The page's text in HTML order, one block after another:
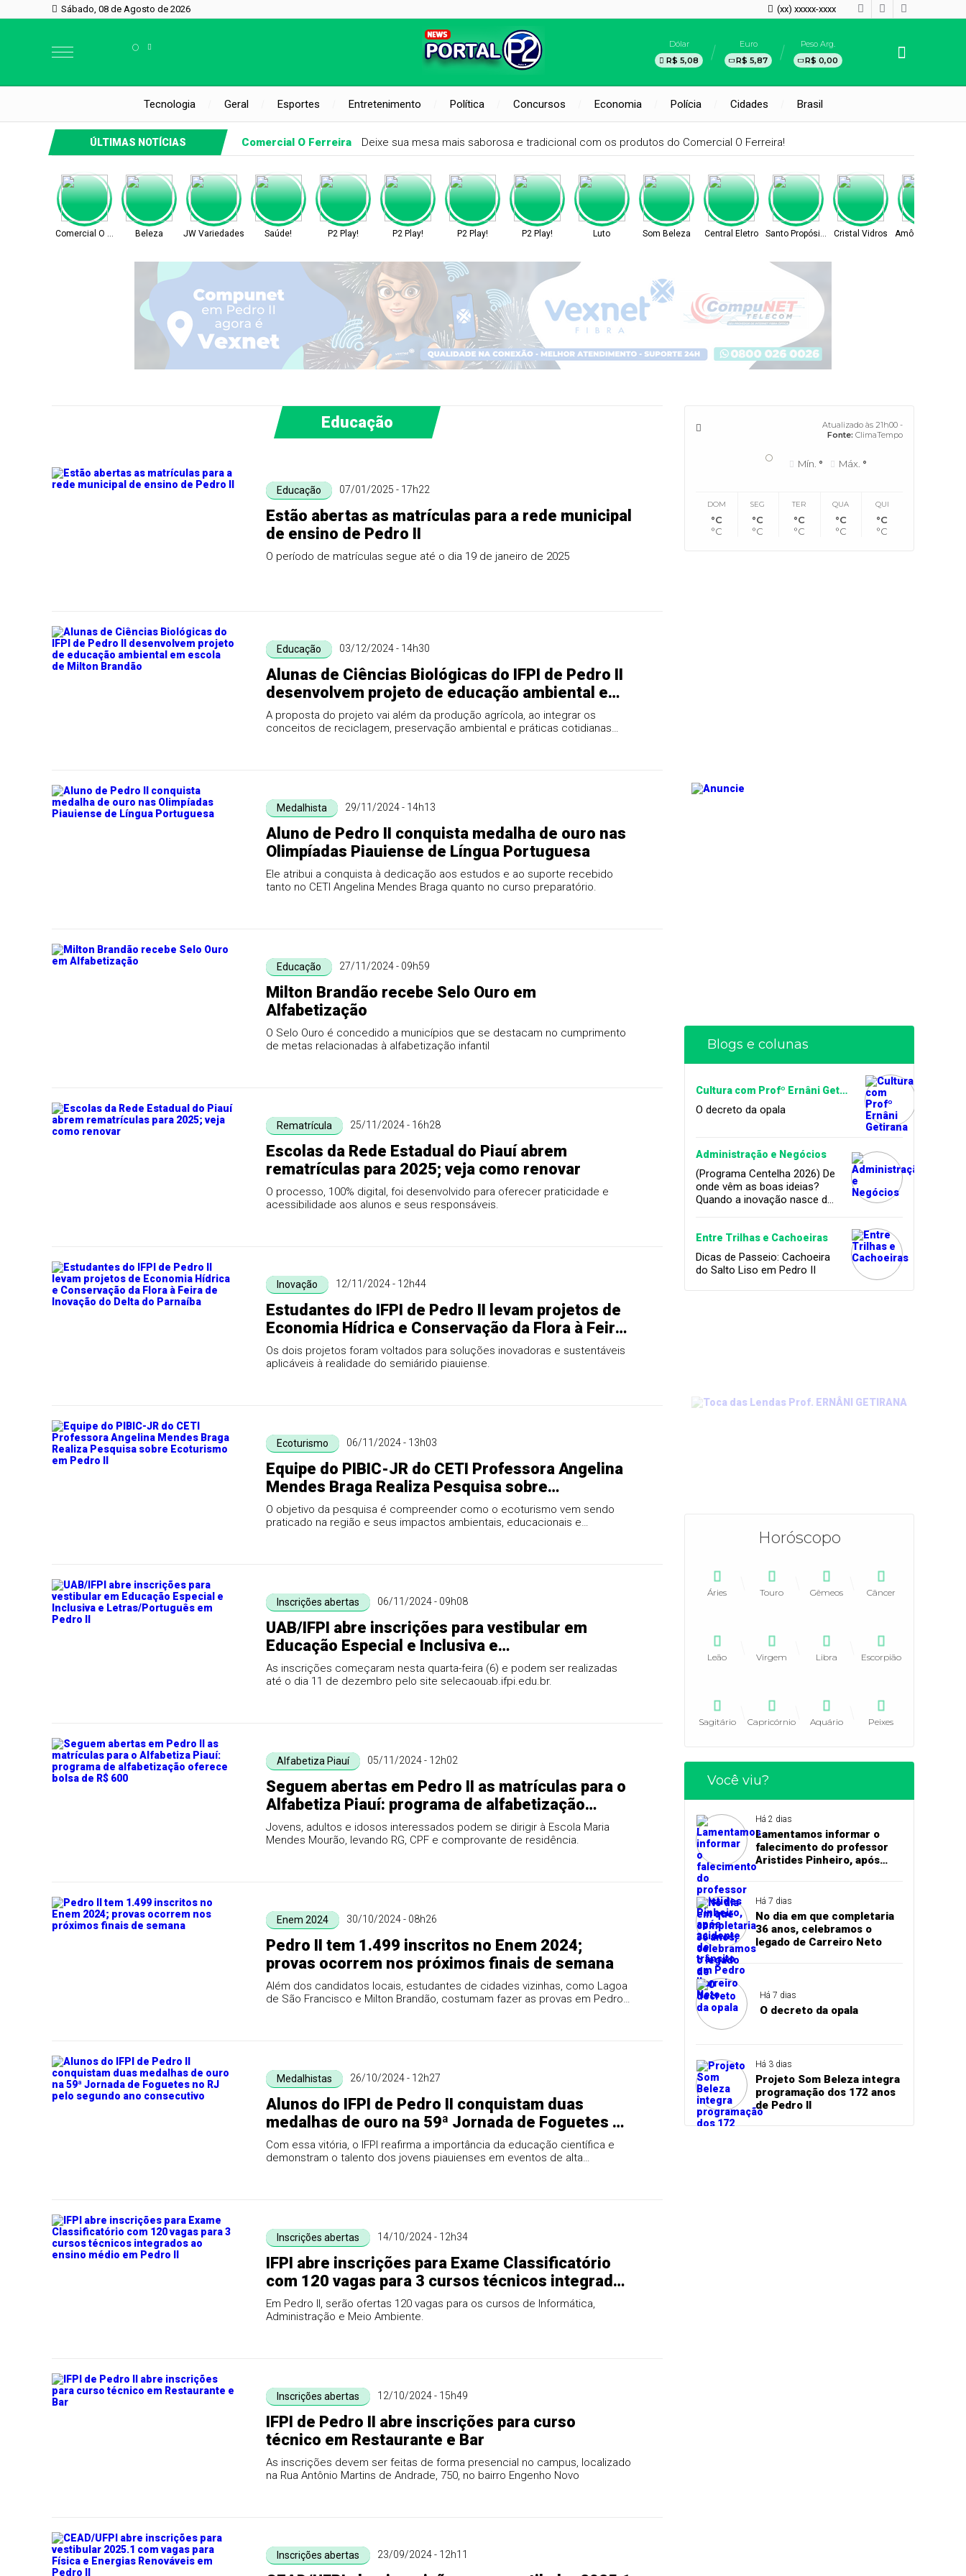
Sábado, 08 de Agosto de 2026 (xx) xxxxx-xxxx
°
Dólar
R$ 5,08
Euro
R$ 5,87
Peso Arg.
R$ 0,00
Tecnologia Geral Esportes Entretenimento Política Concursos Economia Polícia Cidades Brasil
ÚLTIMAS NOTÍCIAS Comercial O Ferreira Deixe sua mesa mais saborosa e tradicional com os produtos do Comercial O Ferreira!
Comercial O FerreiraBeleza JW Variedades Saúde! P2 Play! P2 Play! P2 Play! P2 Play! Luto Som Beleza Central Eletro Santo Propósito Cristal Vidros Amô Cosméticos
Educação
Educação 07/01/2025 - 17h22
Estão abertas as matrículas para a rede municipal
de ensino de Pedro II
O período de matrículas segue até o dia 19 de janeiro de 2025
Educação 03/12/2024 - 14h30
Alunas de Ciências Biológicas do IFPI de Pedro II
desenvolvem projeto de educação ambiental em
escola de Milton Brandão
A proposta do projeto vai além da produção agrícola, ao integrar os
conceitos de reciclagem, preservação ambiental e práticas cotidianas
Medalhista 29/11/2024 - 14h13
Aluno de Pedro II conquista medalha de ouro nas
Olimpíadas Piauiense de Língua Portuguesa
Ele atribui a conquista à dedicação aos estudos e ao suporte recebido
tanto no CETI Angelina Mendes Braga quanto no curso preparatório.
Educação 27/11/2024 - 09h59
Milton Brandão recebe Selo Ouro em
Alfabetização
O Selo Ouro é concedido a municípios que se destacam no cumprimento
de metas relacionadas à alfabetização infantil
Rematrícula 25/11/2024 - 16h28
Escolas da Rede Estadual do Piauí abrem
rematrículas para 2025; veja como renovar
O processo, 100% digital, foi desenvolvido para oferecer praticidade e
acessibilidade aos alunos e seus responsáveis.
Inovação 12/11/2024 - 12h44
Estudantes do IFPI de Pedro II levam projetos de
Economia Hídrica e Conservação da Flora à Feira
de Inovação do Delta do Parnaíba
Os dois projetos foram voltados para soluções inovadoras e sustentáveis
aplicáveis à realidade do semiárido piauiense.
Ecoturismo 06/11/2024 - 13h03
Equipe do PIBIC-JR do CETI Professora Angelina
Mendes Braga Realiza Pesquisa sobre
Ecoturismo em Pedro II
O objetivo da pesquisa é compreender como o ecoturismo vem sendo
praticado na região e seus impactos ambientais, educacionais e
Inscrições abertas 06/11/2024 - 09h08
UAB/IFPI abre inscrições para vestibular em
Educação Especial e Inclusiva e
Letras/Português em Pedro II
As inscrições começaram nesta quarta-feira (6) e podem ser realizadas
até o dia 11 de dezembro pelo site selecaouab.ifpi.edu.br.
Alfabetiza Piauí 05/11/2024 - 12h02
Seguem abertas em Pedro II as matrículas para o
Alfabetiza Piauí: programa de alfabetização
oferece bolsa de R$ 600
Jovens, adultos e idosos interessados podem se dirigir à Escola Maria
Mendes Mourão, levando RG, CPF e comprovante de residência.
Enem 2024 30/10/2024 - 08h26
Pedro II tem 1.499 inscritos no Enem 2024;
provas ocorrem nos próximos finais de semana
Além dos candidatos locais, estudantes de cidades vizinhas, como Lagoa
de São Francisco e Milton Brandão, costumam fazer as provas em Pedro
Medalhistas 26/10/2024 - 12h27
Alunos do IFPI de Pedro II conquistam duas
medalhas de ouro na 59ª Jornada de Foguetes no
RJ pelo segundo ano consecutivo
Com essa vitória, o IFPI reafirma a importância da educação científica e
demonstram o talento dos jovens piauienses em eventos de alta
Inscrições abertas 14/10/2024 - 12h34
IFPI abre inscrições para Exame Classificatório
com 120 vagas para 3 cursos técnicos integrados
ao ensino médio em Pedro II
Em Pedro II, serão ofertas 120 vagas para os cursos de Informática,
Administração e Meio Ambiente.
Inscrições abertas 12/10/2024 - 15h49
IFPI de Pedro II abre inscrições para curso
técnico em Restaurante e Bar
As inscrições devem ser feitas de forma presencial no campus, localizado
na Rua Antônio Martins de Andrade, 750, no bairro Engenho Novo
Inscrições abertas 23/09/2024 - 12h11
Atualizado às 21h00 -
Fonte: ClimaTempo
° Mín. ° Máx. °
DOM
°C
°C
SEG
°C
°C
TER
°C
°C
QUA
°C
°C
QUI
°C
°C
Blogs e colunas
Cultura com Profº Ernâni Getirana
O decreto da opala
Administração e Negócios
(Programa Centelha 2026) De
onde vêm as boas ideias?
Quando a inovação nasce da
Entre Trilhas e Cachoeiras
Dicas de Passeio: Cachoeira
do Salto Liso em Pedro II
Horóscopo
Áries Touro Gêmeos Câncer
Leão Virgem Libra Escorpião
Sagitário Capricórnio Aquário Peixes
Você viu?
Há 2 dias
Lamentamos informar o
falecimento do professor
Aristides Pinheiro, após
acidente de trânsito em
Há 7 dias
No dia em que completaria
36 anos, celebramos o
legado de Carreiro Neto
Há 7 dias
O decreto da opala
Há 3 dias
Projeto Som Beleza integra
programação dos 172 anos
de Pedro II